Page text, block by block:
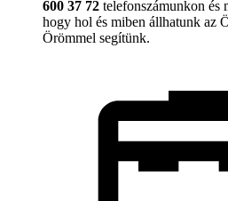
600 37 72 telefonszámunkon és
hogy hol és miben állhatunk az
Örömmel segítünk.